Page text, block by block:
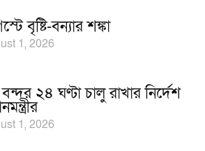
বৃষ্টি-বন্যার শঙ্কা
1, 2026
২৪ ঘণ্টা চালু রাখার নির্দেশ
1, 2026